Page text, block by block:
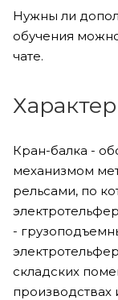
Нужны ли
обучения можно
чате.
Кран-балка -
механизмом
рельсами, по
-
складских
производствах